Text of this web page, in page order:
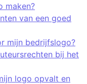
maken?
van een goed
mijn bedrijfslogo?
bij het
logo opvalt en